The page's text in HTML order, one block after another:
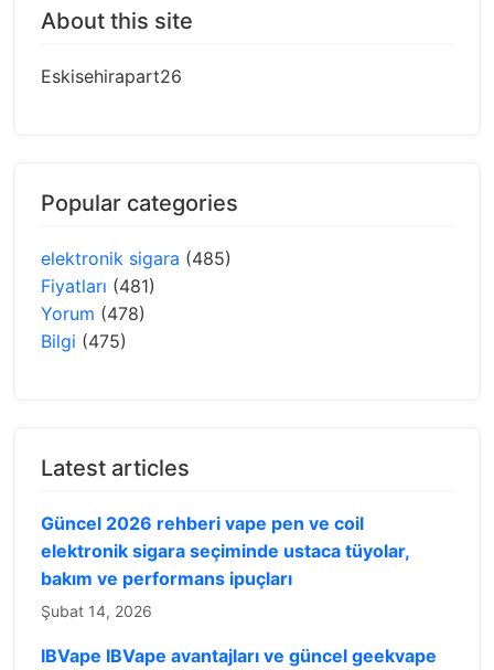
About this site
Eskisehirapart26
Popular categories
elektronik sigara (485)
Fiyatları (481)
Yorum (478)
Bilgi (475)
Latest articles
Güncel 2026 rehberi vape pen ve coil
elektronik sigara seçiminde ustaca tüyolar,
bakım ve performans ipuçları
Şubat 14, 2026
IBVape IBVape avantajları ve güncel geekvape